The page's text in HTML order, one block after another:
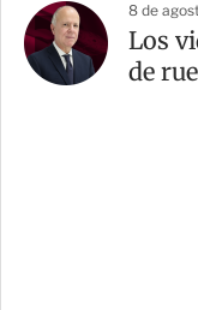
8 de
Los
de